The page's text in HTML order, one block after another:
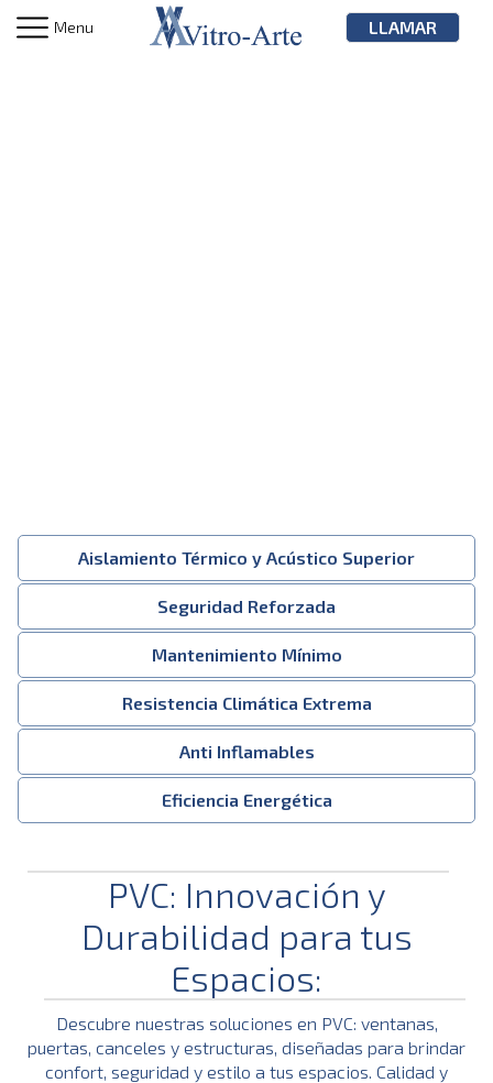
Menu LLAMAR
Aislamiento Térmico y Acústico Superior
Seguridad Reforzada
Mantenimiento Mínimo
Resistencia Climática Extrema
Anti Inflamables
Eficiencia Energética
PVC: Innovación y
Durabilidad para tus
Espacios:
Descubre nuestras soluciones en PVC: ventanas,
puertas, canceles y estructuras, diseñadas para brindar
confort, seguridad y estilo a tus espacios. Calidad y